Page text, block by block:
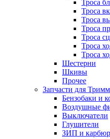
Троса
Троса
Троса
Троса
Троса
Троса
Троса
Шестерни
Шкивы
Прочее
Запчасти для
Бензобаки и
Воздушные
Выключатели
Глушители
ЗИП и